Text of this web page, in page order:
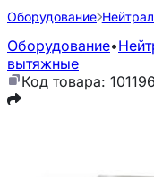
Оборудование
Оборудование•
вытяжные
Код товара: 101196